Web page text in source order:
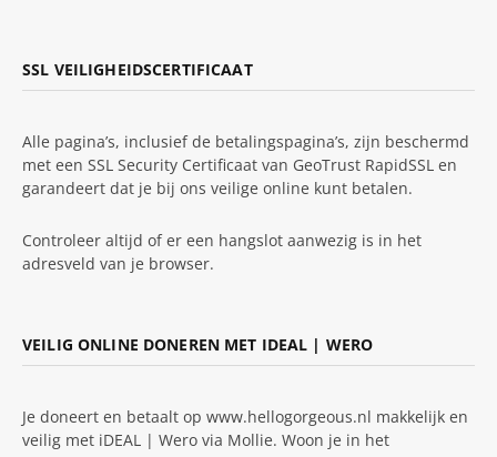
SSL VEILIGHEIDSCERTIFICAAT
Alle pagina’s, inclusief de betalingspagina’s, zijn beschermd
met een SSL Security Certificaat van GeoTrust RapidSSL en
garandeert dat je bij ons veilige online kunt betalen.
Controleer altijd of er een hangslot aanwezig is in het
adresveld van je browser.
VEILIG ONLINE DONEREN MET IDEAL | WERO
Je doneert en betaalt op www.hellogorgeous.nl makkelijk en
veilig met iDEAL | Wero via Mollie. Woon je in het